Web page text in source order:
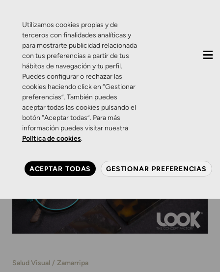
Salud Visual Zamarripa
Utilizamos cookies propias y de
terceros con finalidades analíticas y
para mostrarte publicidad relacionada
con tus preferencias a partir de tus
hábitos de navegación y tu perfil.
Puedes configurar o rechazar las
cookies haciendo click en “Gestionar
preferencias”. También puedes
aceptar todas las cookies pulsando el
botón “Aceptar todas”. Para más
información puedes visitar nuestra
Política de cookies.
ACEPTAR TODAS GESTIONAR PREFERENCIAS